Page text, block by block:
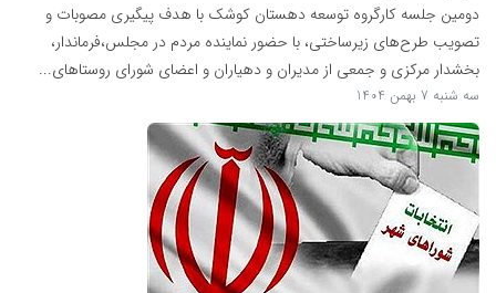
دومین جلسه کارگروه توسعه دهستان کوشک با هدف پیگیری مصوبات و
تصویب طرح‌های زیرساختی، با حضور نماینده مردم در مجلس،فرماندار،
بخشدار مرکزی و جمعی از مدیران و دهیاران و اعضای شورای روستاهای...
سه شنبه 7 بهمن 1404